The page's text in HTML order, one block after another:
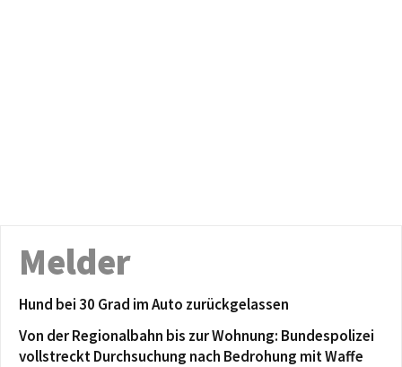
Melder
Hund bei 30 Grad im Auto zurückgelassen
Von der Regionalbahn bis zur Wohnung: Bundespolizei
vollstreckt Durchsuchung nach Bedrohung mit Waffe